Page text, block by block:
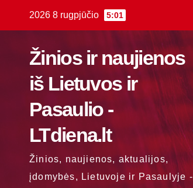
2026 8 rugpjūčio 5:01
Žinios ir naujienos
iš Lietuvos ir
Pasaulio -
LTdiena.lt
Žinios, naujienos, aktualijos,
įdomybės, Lietuvoje ir Pasaulyje -